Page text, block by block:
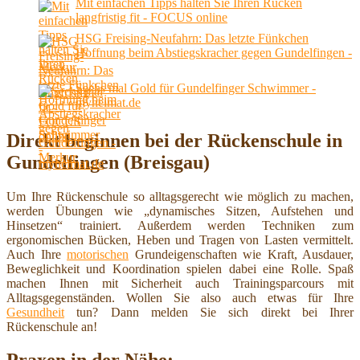
langfristig fit - FOCUS online
HSG Freising-Neufahrn: Das letzte Fünkchen
Hoffnung beim Abstiegskracher gegen Gundelfingen -
Merkur
Sechs mal Gold für Gundelfinger Schwimmer -
myheimat.de
Direkt beginnen bei der Rückenschule in
Gundelfingen (Breisgau)
Um Ihre Rückenschule so alltagsgerecht wie möglich zu machen,
werden Übungen wie „dynamisches Sitzen, Aufstehen und
Hinsetzen“ trainiert. Außerdem werden Techniken zum
ergonomischen Bücken, Heben und Tragen von Lasten vermittelt.
Auch Ihre motorischen Grundeigenschaften wie Kraft, Ausdauer,
Beweglichkeit und Koordination spielen dabei eine Rolle. Spaß
machen Ihnen mit Sicherheit auch Trainingsparcours mit
Alltagsgegenständen. Wollen Sie also auch etwas für Ihre
Gesundheit tun? Dann melden Sie sich direkt bei Ihrer
Rückenschule an!